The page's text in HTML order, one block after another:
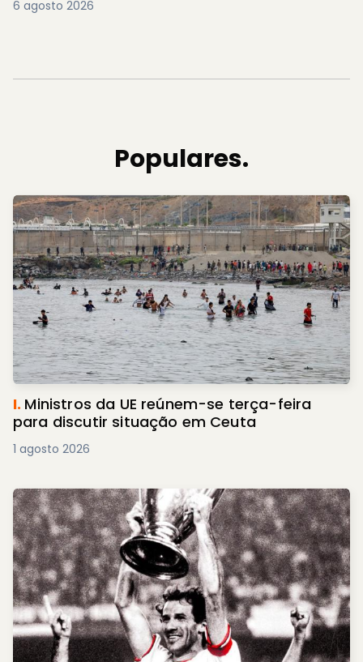
6 agosto 2026
Populares.
I. Ministros da UE reúnem-se terça-feira
para discutir situação em Ceuta
1 agosto 2026